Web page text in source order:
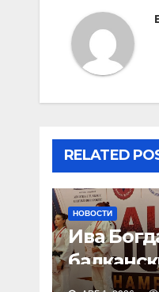
RELATED
НОВОСТИ
Ива